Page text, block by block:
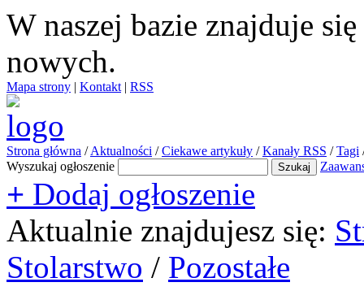
W naszej bazie znajduje się
nowych.
Mapa strony | Kontakt | RSS
Strona główna / Aktualności / Ciekawe artykuły / Kanały RSS / Tagi
Wyszukaj ogłoszenie
+ Dodaj ogłoszenie
Aktualnie znajdujesz się:
Stolarstwo / Pozostałe